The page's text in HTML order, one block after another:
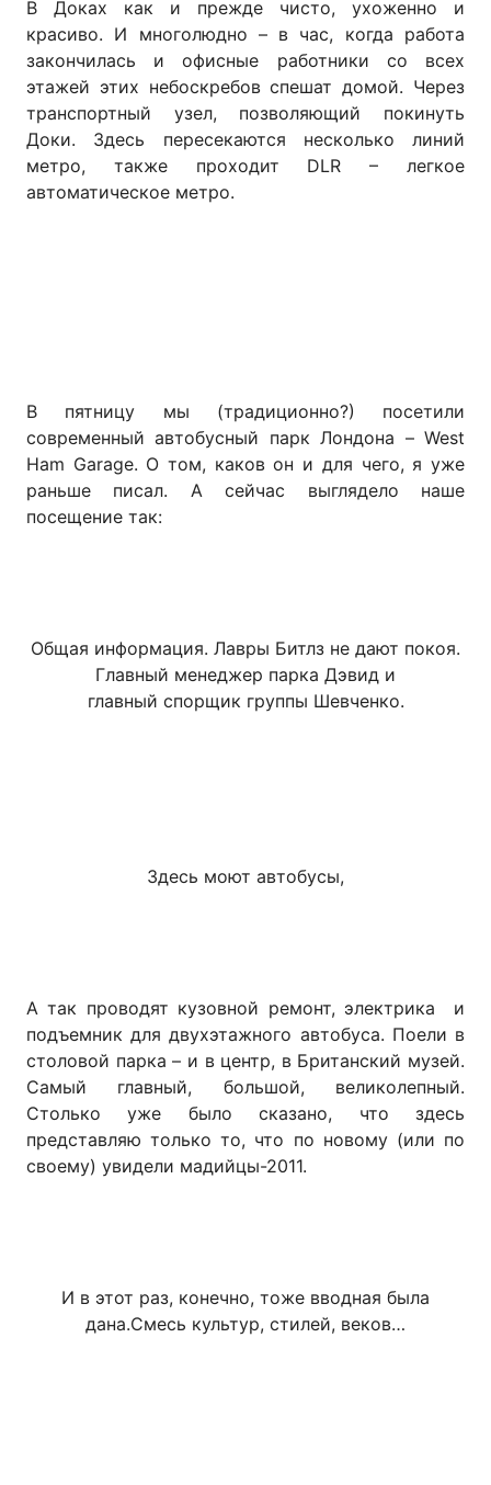
В Доках как и прежде чисто, ухоженно и
красиво. И многолюдно – в час, когда работа
закончилась и офисные работники со всех
этажей этих небоскребов спешат домой. Через
транспортный узел, позволяющий покинуть
Доки. Здесь пересекаются несколько линий
метро, также проходит DLR – легкое
автоматическое метро.
В пятницу мы (традиционно?) посетили
современный автобусный парк Лондона – West
Ham Garage. О том, каков он и для чего, я уже
раньше писал. А сейчас выглядело наше
посещение так:
Общая информация. Лавры Битлз не дают покоя.
Главный менеджер парка Дэвид и
главный спорщик группы Шевченко.
Здесь моют автобусы,
А так проводят кузовной ремонт, электрика и
подъемник для двухэтажного автобуса. Поели в
столовой парка – и в центр, в Британский музей.
Самый главный, большой, великолепный.
Столько уже было сказано, что здесь
представляю только то, что по новому (или по
своему) увидели мадийцы-2011.
И в этот раз, конечно, тоже вводная была
дана.Смесь культур, стилей, веков…